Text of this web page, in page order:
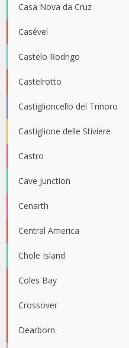
Casa Nova da Cruz
Casével
Castelo Rodrigo
Castelrotto
Castiglioncello del Trinoro
Castiglione delle Stiviere
Castro
Cave Junction
Cenarth
Central America
Chole Island
Coles Bay
Crossover
Dearborn